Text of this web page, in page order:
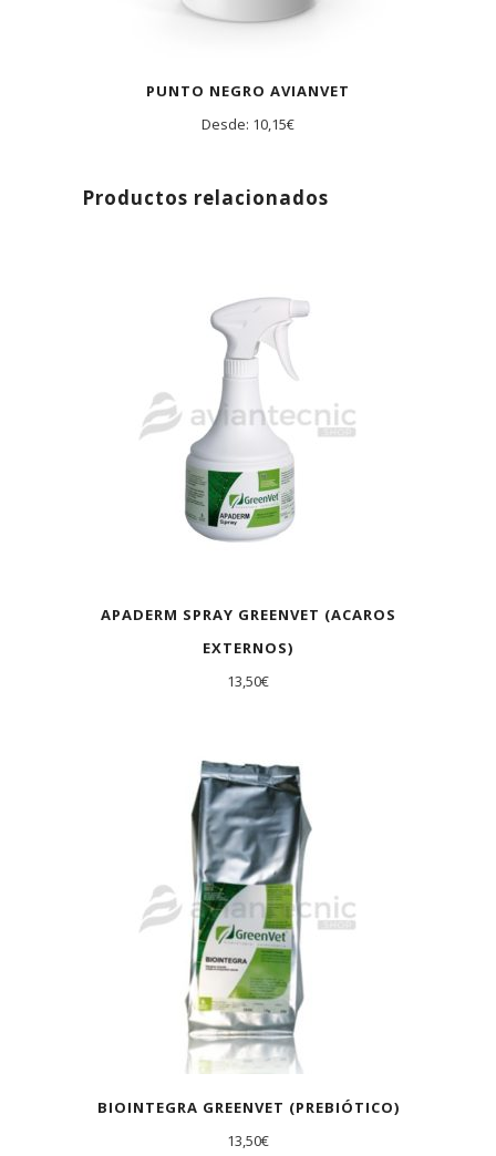
PUNTO NEGRO AVIANVET
Desde: 10,15€
Productos relacionados
APADERM SPRAY GREENVET (ACAROS
EXTERNOS)
13,50€
BIOINTEGRA GREENVET (PREBIÓTICO)
13,50€